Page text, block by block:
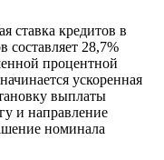
ставка кредитов в
составляет 28,7%
процентной
ускоренная
выплаты
и направление
номинала